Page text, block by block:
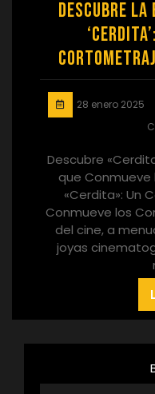
Descubre
28 enero 2025
Descubre
que Conmueve
«Cerdita»: Un
Conmueve los
del cine, a
joyas